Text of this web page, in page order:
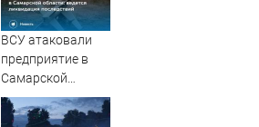
ВСУ атаковали
предприятие в
Самарской
области: ведется
ликвидация